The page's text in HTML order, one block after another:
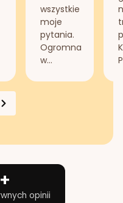
wszystkie
moje
pytania.
Ogromna
w...
opinii